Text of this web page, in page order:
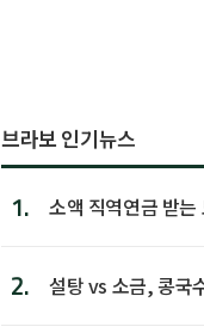
브라보 인기뉴스
1.
소액 직역연금 받
2. 설탕 vs 소금, 콩국